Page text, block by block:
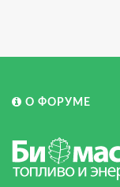
О ФОРУМЕ